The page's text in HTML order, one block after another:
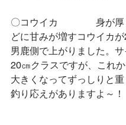
〇コウイカ　　　　身が
どに甘みが増すコウイカ
男鹿側で上がりました。
20㎝クラスですが、これ
大きくなってずっしりと
釣り応えがありますよ～！